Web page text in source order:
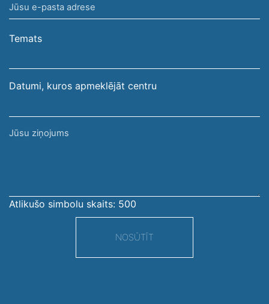
uzvārds
Jūsu
e-
pasta
Temats
Datumi, kuros apmeklējāt centru
Jūsu
Atlikušo simbolu skaits: 500
NOSŪTĪT